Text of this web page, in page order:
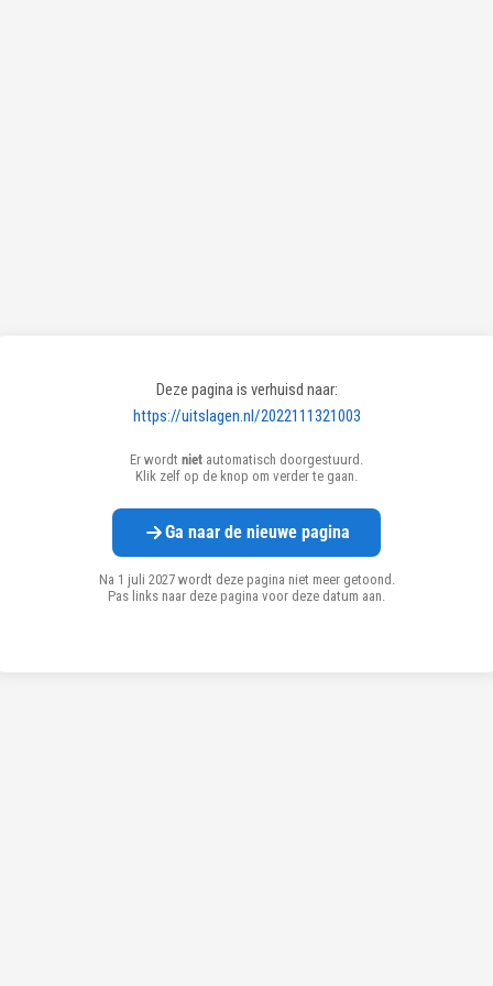
Deze pagina is verhuisd naar:
https://uitslagen.nl/2022111321003
Er wordt niet automatisch doorgestuurd.
Klik zelf op de knop om verder te gaan.
Ga naar de nieuwe pagina
Na 1 juli 2027 wordt deze pagina niet meer getoond.
Pas links naar deze pagina voor deze datum aan.